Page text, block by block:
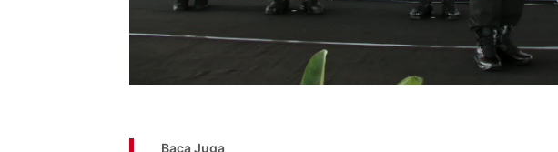
Baca Juga